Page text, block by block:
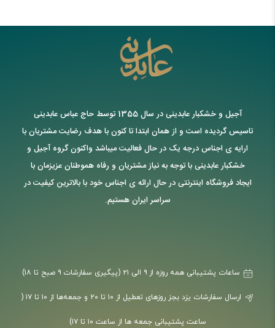
آجیل و خشکبار عابدینی در سال 1355 توسط حاج عباس عابدینی
تاسیس گردیده است و از همان ابتدا تا کنون با هدف رضایت مشتریان با
ارایه ی اجناس درجه یک در حال فعالیت میباشد واکنون گروه آجیل و
خشکبار عابدینی با توجه به نیاز مشتریان و رفاه هموطنان عزیزمان با
ایجاد فروشگاه اینترنتی در حال ارائه ی اجناس خود با بالاترین کیفیت در
سراسر ایران هستیم.
ارسال سفارشات یزد بجز روزهای تعطیل از ۱۰ تا ۲۰ و جمعه‌ها از ۱۰ تا ۱۷ (
ساعت پشتیبانی جمعه ها از ساعت ۱۰ تا ۱۷)